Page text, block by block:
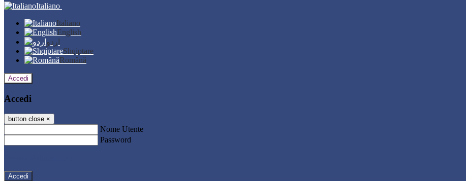
Italiano
Italiano
English
اردو
Shqiptare
Română
Accedi
Accedi
button close ×
Nome Utente
Password